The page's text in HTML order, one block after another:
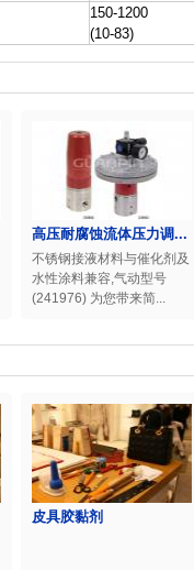
150-1200
(10-83)
高压耐腐蚀流体压力调...
不锈钢接液材料与催化剂及
水性涂料兼容,气动型号
(241976) 为您带来简...
皮具胶黏剂